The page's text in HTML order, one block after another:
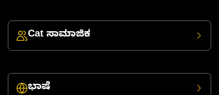
Cat ಸಾಮಾಜಿಕ
ಭಾಷೆ